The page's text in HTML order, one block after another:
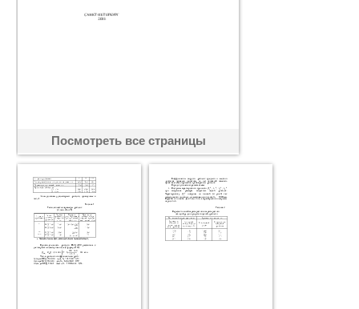
Посмотреть все страницы